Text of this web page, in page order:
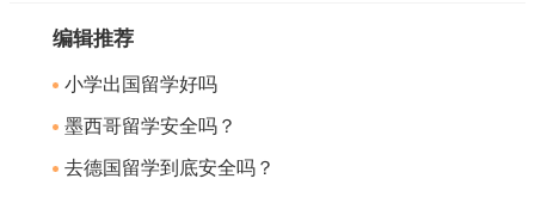
编辑推荐
小学出国留学好吗
墨西哥留学安全吗？
去德国留学到底安全吗？